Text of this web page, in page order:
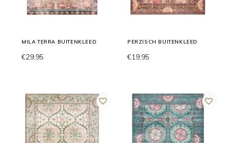
MILA TERRA BUITENKLEED
€29,95
PERZISCH BUITENKLEED
€19,95